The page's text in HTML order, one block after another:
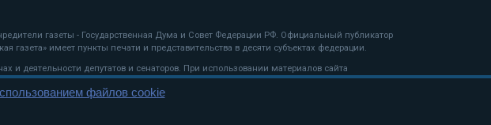
газеты - Государственная Дума и Совет Федерации РФ. Официальный публикатор
имеет пункты печати и представительства в десяти субъектах федерации.
и деятельности депутатов и сенаторов. При использовании материалов сайта
файлов cookie